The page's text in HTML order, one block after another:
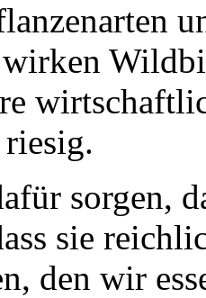
sorgen,
sie
den wir